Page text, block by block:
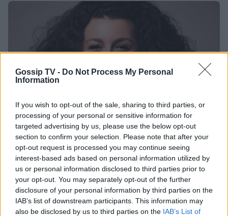
Gossip TV - Do Not Process My Personal
Information
If you wish to opt-out of the sale, sharing to third parties, or
processing of your personal or sensitive information for
targeted advertising by us, please use the below opt-out
section to confirm your selection. Please note that after your
opt-out request is processed you may continue seeing
interest-based ads based on personal information utilized by
us or personal information disclosed to third parties prior to
your opt-out. You may separately opt-out of the further
disclosure of your personal information by third parties on the
IAB’s list of downstream participants. This information may
also be disclosed by us to third parties on the IAB’s List of
SHOWBIZ
Κατερίνα Βρανά – H παγκόσμια επιτυχία, η
δύναμη ψυχής και το απόλυτο παράδειγμα
ζωής
06:33 @16-02-2026